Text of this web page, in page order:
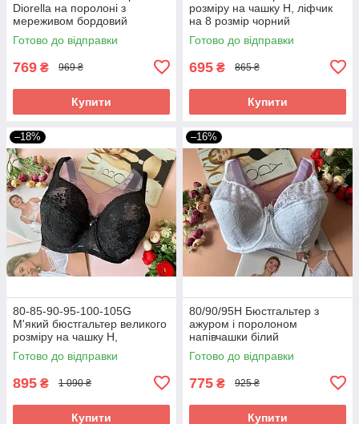
Diorella на поролоні з
мереживом бордовий
Готово до відправки
769 ₴ 969 ₴
Купити
розміру на чашку H, ліфчик
на 8 розмір чорний
Готово до відправки
695 ₴ 865 ₴
Купити
–18%
80-85-90-95-100-105G
М'який бюстгальтер великого
розміру на чашку H,
мереживний ліфчик чорний
Готово до відправки
895 ₴ 1 090 ₴
Купити
–16%
80/90/95H Бюстгальтер з
ажуром і поролоном
напівчашки білий
Готово до відправки
775 ₴ 925 ₴
Купити